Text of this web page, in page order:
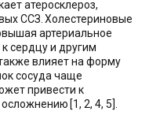
атеросклероз,
ССЗ. Холестериновые
артериальное
сердцу и другим
влияет на форму
сосуда чаще
привести к
[1, 2, 4, 5].